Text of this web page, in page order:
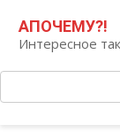
контенту
АПОЧЕМУ?!
Интересное